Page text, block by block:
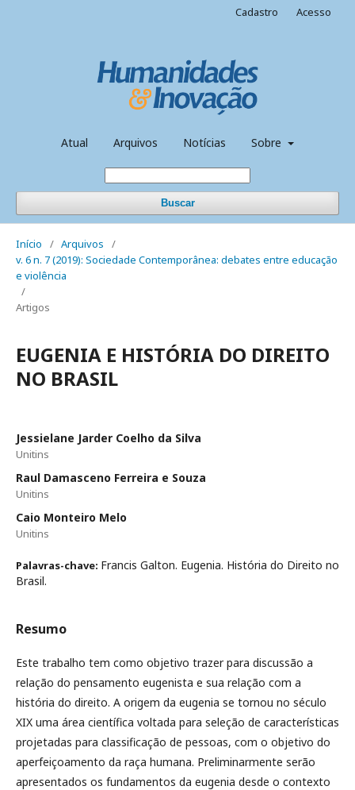
Atual Arquivos Notícias Sobre
Buscar
Cadastro Acesso
Início / Arquivos
/
v. 6 n. 7 (2019): Sociedade Contemporânea: debates entre educação
e violência
/
Artigos
EUGENIA E HISTÓRIA DO DIREITO
NO BRASIL
Jessielane Jarder Coelho da Silva
Unitins
Raul Damasceno Ferreira e Souza
Unitins
Caio Monteiro Melo
Unitins
Palavras-chave: Francis Galton. Eugenia. História do Direito no
Brasil.
Resumo
Este trabalho tem como objetivo trazer para discussão a
relação do pensamento eugenista e sua relação com a
história do direito. A origem da eugenia se tornou no século
XIX uma área científica voltada para seleção de características
projetadas para classificação de pessoas, com o objetivo do
aperfeiçoamento da raça humana. Preliminarmente serão
apresentados os fundamentos da eugenia desde o contexto